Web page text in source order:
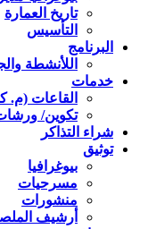
تاريخ العمارة
التأسيس
البرنامج
اللأنشطة
خدمات
القاعات (م.
تكوين/
شراء التذاكر
توثيق
بيوغرافيا
مسرحيات
منشورات
أرشيف